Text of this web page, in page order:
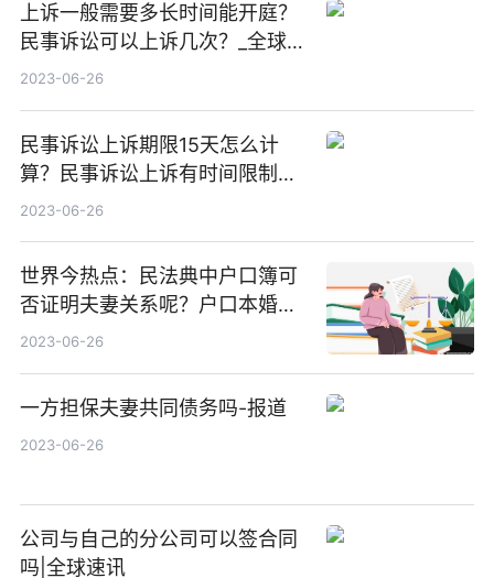
上诉一般需要多长时间能开庭？
民事诉讼可以上诉几次？_全球播
资讯
2023-06-26
民事诉讼上诉期限15天怎么计
算？民事诉讼上诉有时间限制
吗？ 世界播报
2023-06-26
世界今热点：民法典中户口簿可
否证明夫妻关系呢？户口本婚姻
状况有几种呢？户口本改婚姻状
2023-06-26
一方担保夫妻共同债务吗-报道
2023-06-26
公司与自己的分公司可以签合同
吗|全球速讯